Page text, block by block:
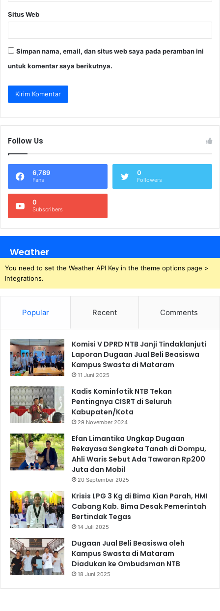
Situs Web
Simpan nama, email, dan situs web saya pada peramban ini
untuk komentar saya berikutnya.
Follow Us
6,789
Fans
0
Followers
0
Subscribers
Weather
You need to set the Weather API Key in the theme options page >
Integrations.
Popular Recent Comments
Komisi V DPRD NTB Janji Tindaklanjuti
Laporan Dugaan Jual Beli Beasiswa
Kampus Swasta di Mataram
11 Juni 2025
Kadis Kominfotik NTB Tekan
Pentingnya CISRT di Seluruh
Kabupaten/Kota
29 November 2024
Efan Limantika Ungkap Dugaan
Rekayasa Sengketa Tanah di Dompu,
Ahli Waris Sebut Ada Tawaran Rp200
Juta dan Mobil
20 September 2025
Krisis LPG 3 Kg di Bima Kian Parah, HMI
Cabang Kab. Bima Desak Pemerintah
Bertindak Tegas
14 Juli 2025
Dugaan Jual Beli Beasiswa oleh
Kampus Swasta di Mataram
Diadukan ke Ombudsman NTB
18 Juni 2025